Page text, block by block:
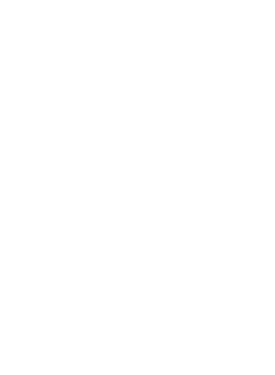
Estradas